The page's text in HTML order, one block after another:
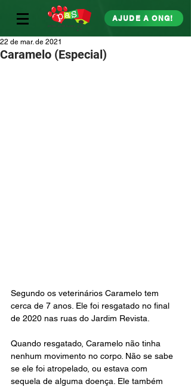
AJUDE A ONG!
Caramelo (Especial)
22 de mar. de 2021
Segundo os veterinários Caramelo tem
cerca de 7 anos. Ele foi resgatado no final
de 2020 nas ruas do Jardim Revista.
Quando resgatado, Caramelo não tinha
nenhum movimento no corpo. Não se sabe
se ele foi atropelado, ou estava com
sequela de alguma doença. Ele também